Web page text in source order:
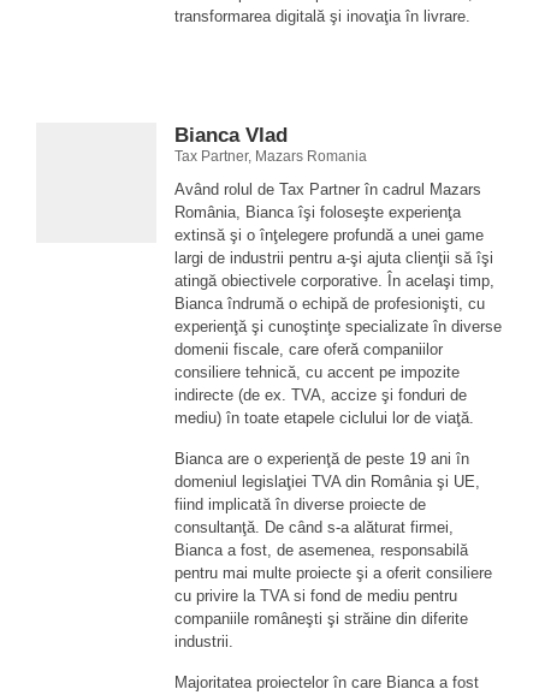
transformarea digitală şi inovaţia în livrare.
Bianca Vlad
Tax Partner, Mazars Romania
Având rolul de Tax Partner în cadrul Mazars
România, Bianca îşi foloseşte experienţa
extinsă şi o înţelegere profundă a unei game
largi de industrii pentru a-şi ajuta clienţii să îşi
atingă obiectivele corporative. În acelaşi timp,
Bianca îndrumă o echipă de profesionişti, cu
experienţă şi cunoştinţe specializate în diverse
domenii fiscale, care oferă companiilor
consiliere tehnică, cu accent pe impozite
indirecte (de ex. TVA, accize şi fonduri de
mediu) în toate etapele ciclului lor de viaţă.
Bianca are o experienţă de peste 19 ani în
domeniul legislaţiei TVA din România şi UE,
fiind implicată în diverse proiecte de
consultanţă. De când s-a alăturat firmei,
Bianca a fost, de asemenea, responsabilă
pentru mai multe proiecte şi a oferit consiliere
cu privire la TVA si fond de mediu pentru
companiile româneşti şi străine din diferite
industrii.
Majoritatea proiectelor în care Bianca a fost